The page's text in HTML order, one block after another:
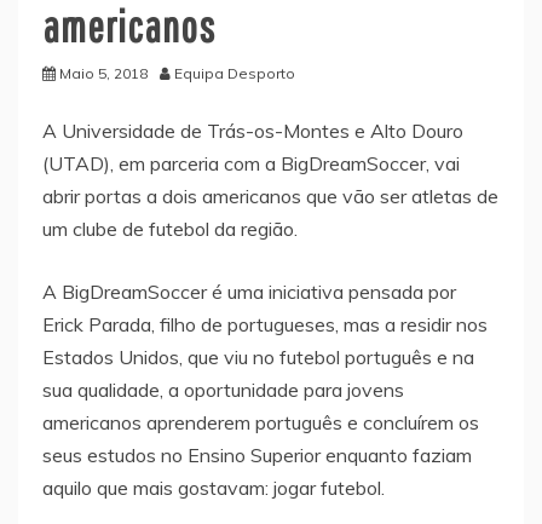
americanos
Maio 5, 2018 Equipa Desporto
A Universidade de Trás-os-Montes e Alto Douro
(UTAD), em parceria com a BigDreamSoccer, vai
abrir portas a dois americanos que vão ser atletas de
um clube de futebol da região.
A BigDreamSoccer é uma iniciativa pensada por
Erick Parada, filho de portugueses, mas a residir nos
Estados Unidos, que viu no futebol português e na
sua qualidade, a oportunidade para jovens
americanos aprenderem português e concluírem os
seus estudos no Ensino Superior enquanto faziam
aquilo que mais gostavam: jogar futebol.